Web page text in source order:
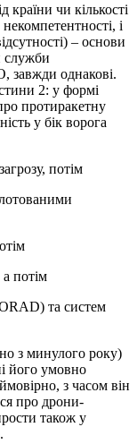
країни чи кількості
і
– основи
служби
завжди однакові.
2: у формі
протиракетну
у бік ворога
потім
потім
та систем
з минулого року)
його умовно
з часом він
про дрони-
також у